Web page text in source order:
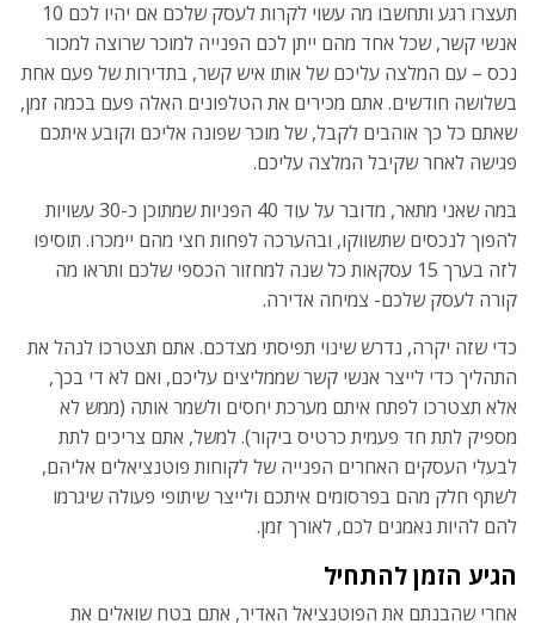
תעצרו רגע ותחשבו מה עשוי לקרות לעסק שלכם אם יהיו לכם 10
אנשי קשר, שכל אחד מהם ייתן לכם הפנייה למוכר שרוצה למכור
נכס – עם המלצה עליכם של אותו איש קשר, בתדירות של פעם אחת
בשלושה חודשים. אתם מכירים את הטלפונים האלה פעם בכמה זמן,
שאתם כל כך אוהבים לקבל, של מוכר שפונה אליכם וקובע איתכם
פגישה לאחר שקיבל המלצה עליכם.
במה שאני מתאר, מדובר על עוד 40 הפניות שמתוכן כ-30 עשויות
להפוך לנכסים שתשווקו, ובהערכה לפחות חצי מהם יימכרו. תוסיפו
לזה בערך 15 עסקאות כל שנה למחזור הכספי שלכם ותראו מה
קורה לעסק שלכם- צמיחה אדירה.
כדי שזה יקרה, נדרש שינוי תפיסתי מצדכם. אתם תצטרכו לנהל את
התהליך כדי לייצר אנשי קשר שממליצים עליכם, ואם לא די בכך,
אלא תצטרכו לפתח איתם מערכת יחסים ולשמר אותה (ממש לא
מספיק לתת חד פעמית כרטיס ביקור). למשל, אתם צריכים לתת
לבעלי העסקים האחרים הפנייה של לקוחות פוטנציאלים אליהם,
לשתף חלק מהם בפרסומים איתכם ולייצר שיתופי פעולה שיגרמו
להם להיות נאמנים לכם, לאורך זמן.
הגיע הזמן להתחיל
אחרי שהבנתם את הפוטנציאל האדיר, אתם בטח שואלים את